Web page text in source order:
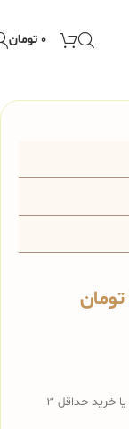
۰ تومان
تومان
ارسال رایگان برای سفارش‌های بالای 4 میلیون تومان و یا خرید حداقل 3